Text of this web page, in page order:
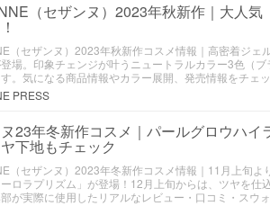
（セザンヌ）2023年秋新作｜大人
（セザンヌ）2023年秋新作コスメ情報｜高密着ジェ
場。印象チェンジが叶うニュートラルカラー3色（
。気になる商品情報やカラー展開、発売情報をチェ
PRESS
23年冬新作コスメ｜パールグロウハ
下地もチェック
（セザンヌ）2023年冬新作コスメ情報｜11月上旬
ロラプリズム」が登場！12月上旬からは、ツヤを仕
が実際に使用したリアルなレビュー・口コミ・スウ